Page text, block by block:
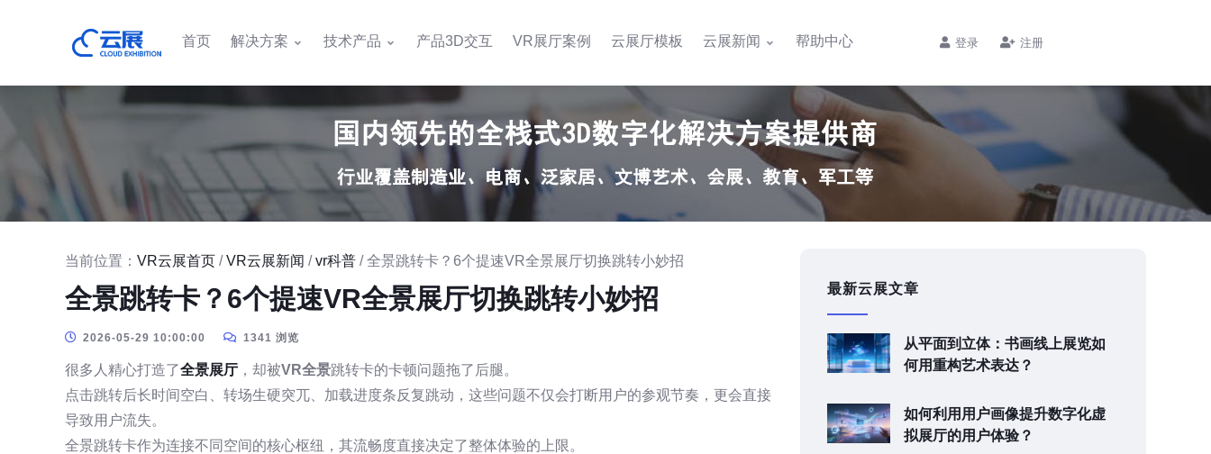
首页 解决方案 技术产品 产品3D交互 VR展厅案例 云展厅模板 云展新闻 帮助中心 登录 注册
当前位置： VR云展首页 /VR云展新闻 /vr科普 / 全景跳转卡？6个提速VR全景展厅切换跳转小妙招
全景跳转卡？6个提速VR全景展厅切换跳转小妙招
2026-05-29 10:00:00 1341 浏览
很多人精心打造了全景展厅 ，却被VR全景跳转卡的卡顿问题拖了后腿。
点击跳转后长时间空白、转场生硬突兀、加载进度条反复跳动，这些问题不仅会打断用户的参观节奏，更会直接
导致用户流失。
全景跳转卡作为连接不同空间的核心枢纽，其流畅度直接决定了整体体验的上限。
最新云展文章
从平面到立体：书画线上展览如
何用重构艺术表达？
如何利用用户画像提升数字化虚
拟展厅的用户体验？